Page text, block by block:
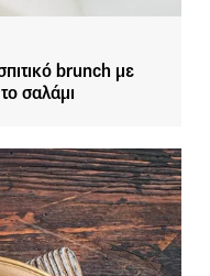
brunch με
σαλάμι